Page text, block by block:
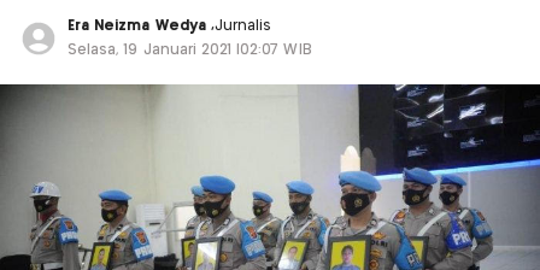
Era Neizma Wedya ,Jurnalis
Selasa, 19 Januari 2021 |02:07 WIB